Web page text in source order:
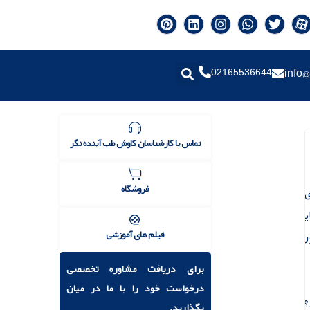
02165536644
تماس با کارشناسان کاوش طب آینده نگر
فروشگاه
فیلم های آموزشی
برای دریافت مشاوره تخصصی
درخواست خود را با ما در میان